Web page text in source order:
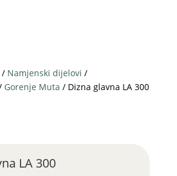
/ Namjenski dijelovi /
Gorenje Muta / Dizna glavna LA 300
LA 300